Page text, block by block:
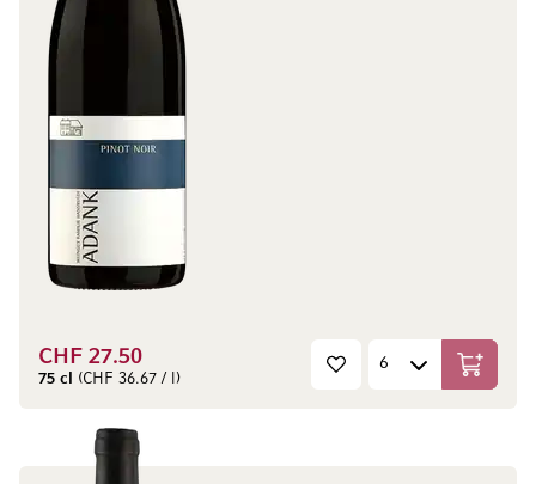
CHF 27.50
75 cl (CHF 36.67 / l) In den